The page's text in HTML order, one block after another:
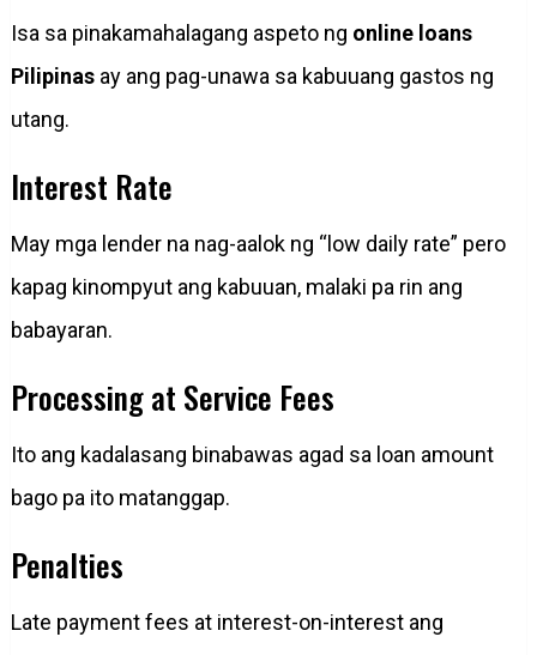
Isa sa pinakamahalagang aspeto ng online loans
Pilipinasay ang pag-unawa sa kabuuang gastos ng
utang.
Interest Rate
May mga lender na nag-aalok ng “low daily rate” pero
kapag kinompyut ang kabuuan, malaki pa rin ang
babayaran.
Processing at Service Fees
Ito ang kadalasang binabawas agad sa loan amount
bago pa ito matanggap.
Penalties
Late payment fees at interest-on-interest ang